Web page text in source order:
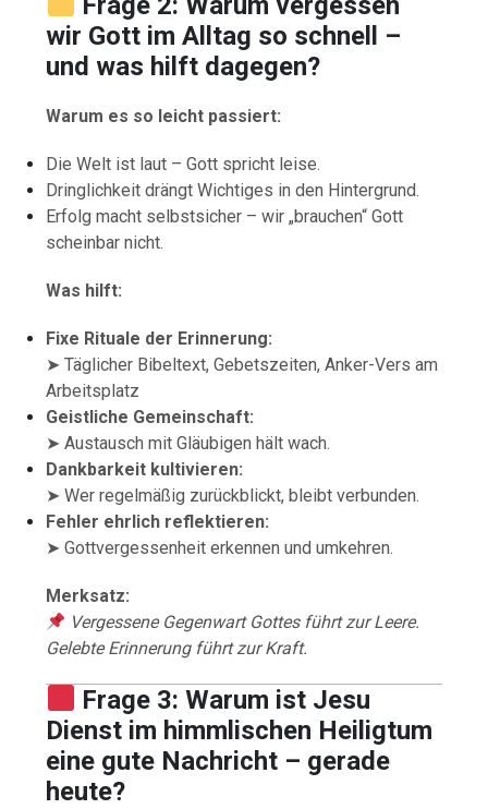
wir Gott im Alltag so schnell –
und was hilft dagegen?
Warum es so leicht passiert:
Die Welt ist laut – Gott spricht leise.
Dringlichkeit drängt Wichtiges in den Hintergrund.
Erfolg macht selbstsicher – wir „brauchen“ Gott
scheinbar nicht.
Was hilft:
Fixe Rituale der Erinnerung:
➤ Täglicher Bibeltext, Gebetszeiten, Anker-Vers am
Arbeitsplatz
Geistliche Gemeinschaft:
➤ Austausch mit Gläubigen hält wach.
Dankbarkeit kultivieren:
➤ Wer regelmäßig zurückblickt, bleibt verbunden.
Fehler ehrlich reflektieren:
➤ Gottvergessenheit erkennen und umkehren.
Merksatz:
Vergessene Gegenwart Gottes führt zur Leere.
Gelebte Erinnerung führt zur Kraft.
Frage 3: Warum ist Jesu
Dienst im himmlischen Heiligtum
eine gute Nachricht – gerade
heute?